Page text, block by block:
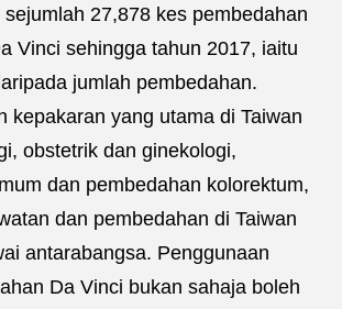
27,878 kes pembedahan
Vinci sehingga tahun 2017, iaitu
jumlah pembedahan.
kepakaran yang utama di Taiwan
obstetrik dan ginekologi,
dan pembedahan kolorektum,
dan pembedahan di Taiwan
antarabangsa. Penggunaan
Da Vinci bukan sahaja boleh